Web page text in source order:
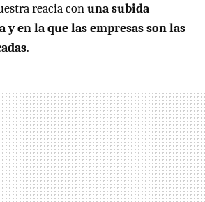
reacia conuna subida
y en la que las empresas son las
.